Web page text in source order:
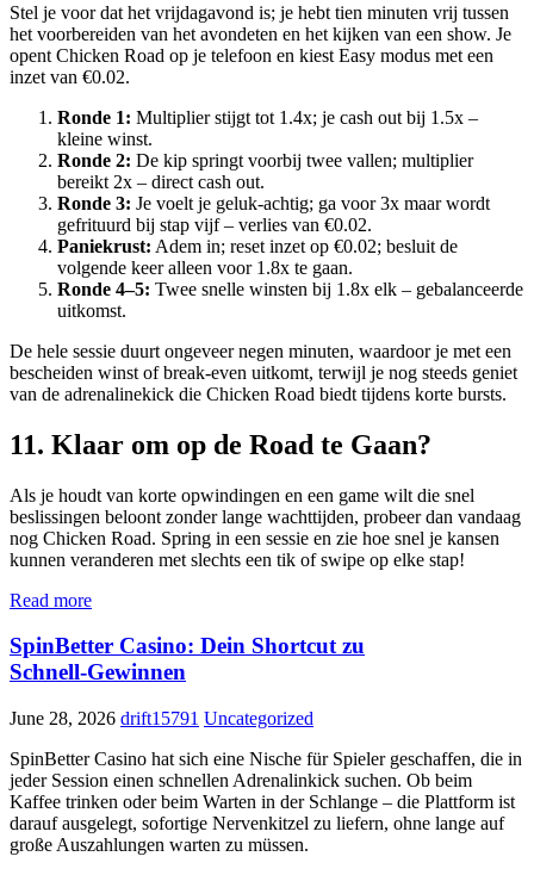
Stel je voor dat het vrijdagavond is; je hebt tien minuten vrij tussen
het voorbereiden van het avondeten en het kijken van een show. Je
opent Chicken Road op je telefoon en kiest Easy modus met een
inzet van €0.02.
Ronde 1: Multiplier stijgt tot 1.4x; je cash out bij 1.5x –
kleine winst.
Ronde 2: De kip springt voorbij twee vallen; multiplier
bereikt 2x – direct cash out.
Ronde 3: Je voelt je geluk‑achtig; ga voor 3x maar wordt
gefrituurd bij stap vijf – verlies van €0.02.
Paniekrust: Adem in; reset inzet op €0.02; besluit de
volgende keer alleen voor 1.8x te gaan.
Ronde 4–5: Twee snelle winsten bij 1.8x elk – gebalanceerde
uitkomst.
De hele sessie duurt ongeveer negen minuten, waardoor je met een
bescheiden winst of break‑even uitkomt, terwijl je nog steeds geniet
van de adrenalinekick die Chicken Road biedt tijdens korte bursts.
11. Klaar om op de Road te Gaan?
Als je houdt van korte opwindingen en een game wilt die snel
beslissingen beloont zonder lange wachttijden, probeer dan vandaag
nog Chicken Road. Spring in een sessie en zie hoe snel je kansen
kunnen veranderen met slechts een tik of swipe op elke stap!
Read more
SpinBetter Casino: Dein Shortcut zu
Schnell‑Gewinnen
June 28, 2026 drift15791 Uncategorized
SpinBetter Casino hat sich eine Nische für Spieler geschaffen, die in
jeder Session einen schnellen Adrenalinkick suchen. Ob beim
Kaffee trinken oder beim Warten in der Schlange – die Plattform ist
darauf ausgelegt, sofortige Nervenkitzel zu liefern, ohne lange auf
große Auszahlungen warten zu müssen.